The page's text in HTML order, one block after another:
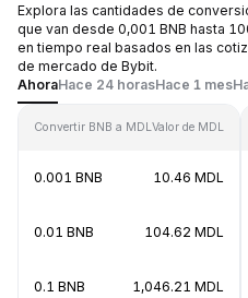
Explora las cantidades de
que van desde 0,001 BNB hasta
en tiempo real basados en las
de mercado de Bybit.
AhoraHace 24 horasHace 1 mes
Convertir BNB a MDL Valor de MDL
0.001 BNB 10.46 MDL
0.01 BNB 104.62 MDL
0.1 BNB 1,046.21 MDL